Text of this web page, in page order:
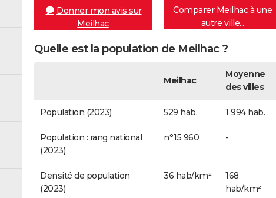
Donner mon avis sur
Meilhac
Comparer Meilhac à une
autre ville...
Quelle est la population de Meilhac ?
Meilhac
Moyenne
des villes
Population (2023) 529 hab. 1 994 hab.
Population : rang national
(2023)
n°15 960 -
Densité de population
(2023)
36 hab/km²
168
hab/km²